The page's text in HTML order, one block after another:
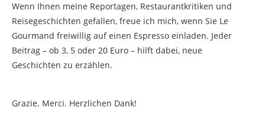
Wenn Ihnen meine Reportagen, Restaurantkritiken und
Reisegeschichten gefallen, freue ich mich, wenn Sie Le
Gourmand freiwillig auf einen Espresso einladen. Jeder
Beitrag – ob 3, 5 oder 20 Euro – hilft dabei, neue
Geschichten zu erzählen.
Grazie. Merci. Herzlichen Dank!